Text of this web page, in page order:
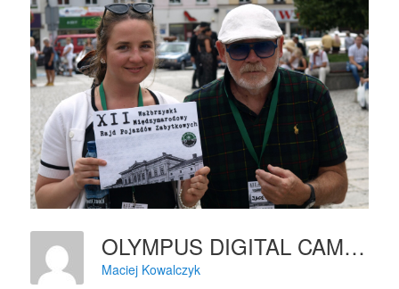
OLYMPUS DIGITAL CAMERA
Maciej Kowalczyk